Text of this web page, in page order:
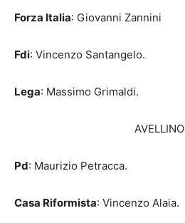
Forza Italia: Giovanni Zannini
Fdi: Vincenzo Santangelo.
Lega: Massimo Grimaldi.
AVELLINO
Pd: Maurizio Petracca.
Casa Riformista: Vincenzo Alaia.